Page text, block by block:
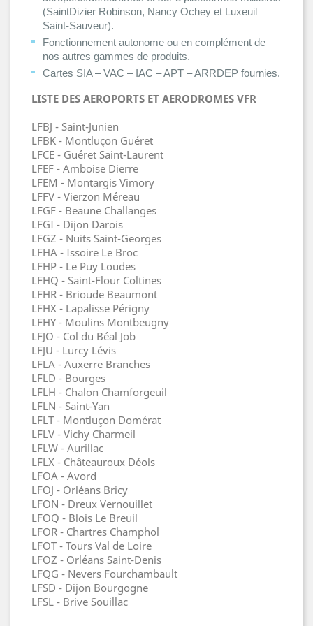
(SaintDizier Robinson, Nancy Ochey et Luxeuil
Saint-Sauveur).
Fonctionnement autonome ou en complément de
nos autres gammes de produits.
Cartes SIA – VAC – IAC – APT – ARRDEP fournies.
LISTE DES AEROPORTS ET AERODROMES VFR
LFBJ - Saint-Junien
LFBK - Montluçon Guéret
LFCE - Guéret Saint-Laurent
LFEF - Amboise Dierre
LFEM - Montargis Vimory
LFFV - Vierzon Méreau
LFGF - Beaune Challanges
LFGI - Dijon Darois
LFGZ - Nuits Saint-Georges
LFHA - Issoire Le Broc
LFHP - Le Puy Loudes
LFHQ - Saint-Flour Coltines
LFHR - Brioude Beaumont
LFHX - Lapalisse Périgny
LFHY - Moulins Montbeugny
LFJO - Col du Béal Job
LFJU - Lurcy Lévis
LFLA - Auxerre Branches
LFLD - Bourges
LFLH - Chalon Chamforgeuil
LFLN - Saint-Yan
LFLT - Montluçon Domérat
LFLV - Vichy Charmeil
LFLW - Aurillac
LFLX - Châteauroux Déols
LFOA - Avord
LFOJ - Orléans Bricy
LFON - Dreux Vernouillet
LFOQ - Blois Le Breuil
LFOR - Chartres Champhol
LFOT - Tours Val de Loire
LFOZ - Orléans Saint-Denis
LFQG - Nevers Fourchambault
LFSD - Dijon Bourgogne
LFSL - Brive Souillac